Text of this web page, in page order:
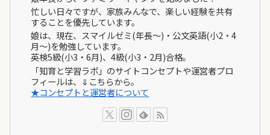
忙しい日々ですが、家族みんなで、楽しい経験を共有
することを優先しています。
娘は、現在、スマイルゼミ(年長～)・公文英語(小2・4
月～)を勉強しています。
英検5級(小3・6月)、4級(小3・2月)合格。
「知育と学習ラボ」のサイトコンセプトや運営者プロ
フィールは、⇓こちらから。
★コンセプトと運営者について